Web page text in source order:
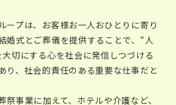
ープは、お客様お一人おひとりに寄り
婚式とご葬儀を提供することで、“人
切にする心を社会に発信しつづける
り、社会的責任のある重要な仕事だと
祭事業に加えて、ホテルや介護など、